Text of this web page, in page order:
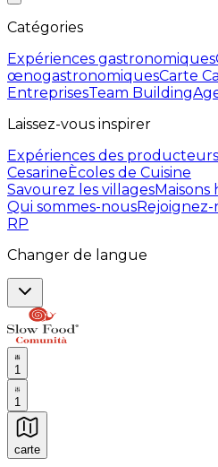
Catégories
Expériences gastronomiques
œnogastronomiquesCarte
EntreprisesTeam Building
Laissez-vous inspirer
Expériences des producteurs
CesarineÈcoles de Cuisine
Savourez les villagesMaisons
Qui sommes-nousRejoignez-
RP
Changer de langue
1
1
carte